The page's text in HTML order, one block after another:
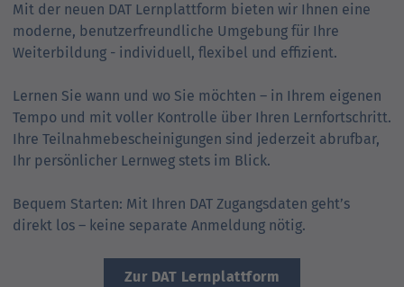
Mit der neuen DAT Lernplattform bieten wir Ihnen eine
moderne, benutzerfreundliche Umgebung für Ihre
Weiterbildung - individuell, flexibel und effizient.
Lernen Sie wann und wo Sie möchten – in Ihrem eigenen
Tempo und mit voller Kontrolle über Ihren Lernfortschritt.
Ihre Teilnahmebescheinigungen sind jederzeit abrufbar,
Ihr persönlicher Lernweg stets im Blick.
Bequem Starten: Mit Ihren DAT Zugangsdaten geht’s
direkt los – keine separate Anmeldung nötig.
Zur DAT Lernplattform